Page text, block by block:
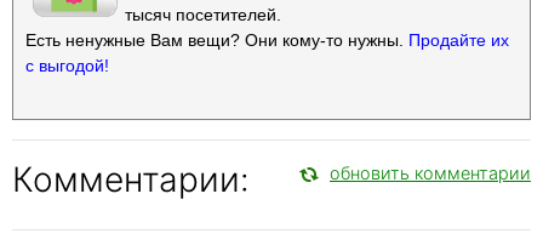
тысяч посетителей.
Есть ненужные Вам вещи? Они кому-то нужны. Продайте их
с выгодой!
Комментарии: обновить комментарии